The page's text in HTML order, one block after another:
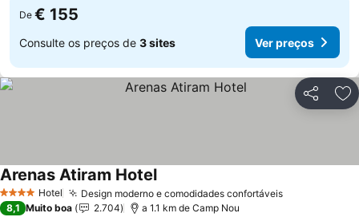
De € 155
Consulte os preços de 3 sites Ver preços
Partilhar
4 EstrelasHotel Design moderno e comodidades confortáveis
Arenas Atiram Hotel
8,1 Muito boa 2.704 a 1.1 km de Camp Nou